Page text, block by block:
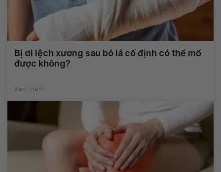
Bị di lệch xương sau bó lá cố định có thể mổ
được không?
Xem thêm